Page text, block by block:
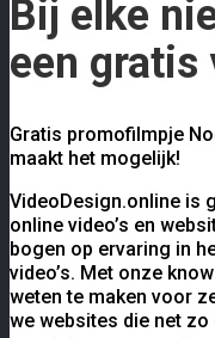
Bij elke
een gratis
Gratis promofilmpje
maakt het mogelijk!
VideoDesign.online is
online video’s en
bogen op ervaring in
video’s. Met onze
weten te maken voor
we websites die net